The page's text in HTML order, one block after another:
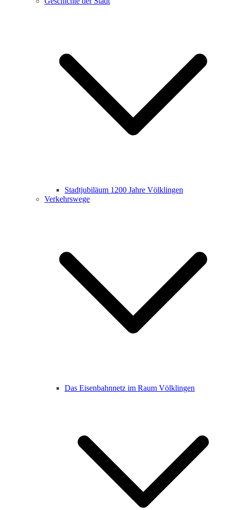
Stadtjubiläum 1200 Jahre Völklingen
Verkehrswege
Das Eisenbahnnetz im Raum Völklingen